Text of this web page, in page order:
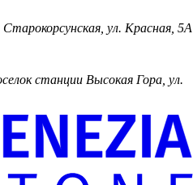
ул. Красная, 5А
станции Высокая Гора, ул.